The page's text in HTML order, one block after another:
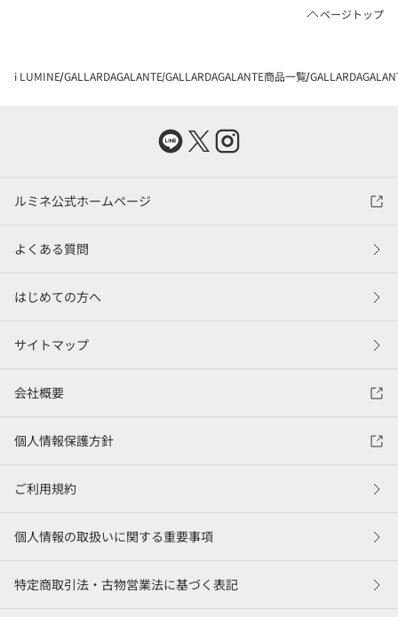
ページトップ
i LUMINE GALLARDAGALANTE GALLARDAGALANTE商品一覧
ルミネ公式ホームページ
よくある質問
はじめての方へ
サイトマップ
会社概要
個人情報保護方針
ご利用規約
個人情報の取扱いに関する重要事項
特定商取引法・古物営業法に基づく表記